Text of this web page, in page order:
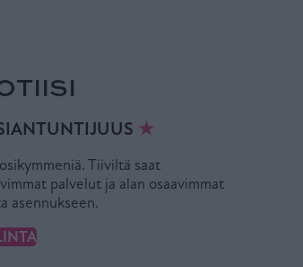
★
Tiiviltä saat
palvelut ja alan osaavimmat
asennukseen.